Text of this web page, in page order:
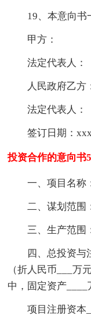
19、本意向书一
甲方：
法定代表人：
人民政府乙方
法定代表人：
签订日期：
投资合作的意向书5
一、项目名称
二、谋划范围
三、生产范围
四、总投资与注
（折人民币___万
中，固定资产____
项目注册资本